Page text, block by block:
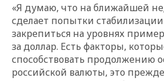
«Я думаю, что на ближайшей
сделает попытки
закрепиться на уровнях
за доллар. Есть факторы,
способствовать продолжению
российской валюты, это